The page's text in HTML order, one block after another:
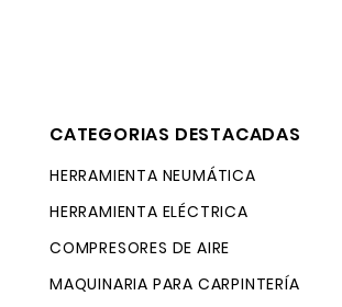
CATEGORIAS DESTACADAS
HERRAMIENTA NEUMÁTICA
HERRAMIENTA ELÉCTRICA
COMPRESORES DE AIRE
MAQUINARIA PARA CARPINTERÍA